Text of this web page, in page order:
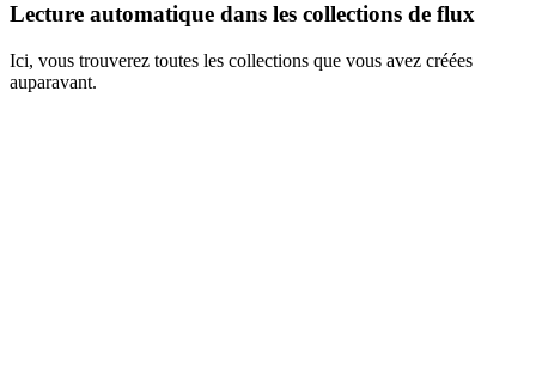
Lecture automatique dans les collections de flux
Ici, vous trouverez toutes les collections que vous avez créées
auparavant.